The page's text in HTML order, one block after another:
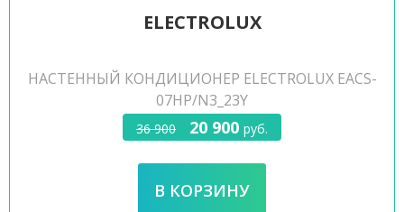
ELECTROLUX
НАСТЕННЫЙ КОНДИЦИОНЕР ELECTROLUX EACS-
07HP/N3_23Y
36 900 20 900 руб.